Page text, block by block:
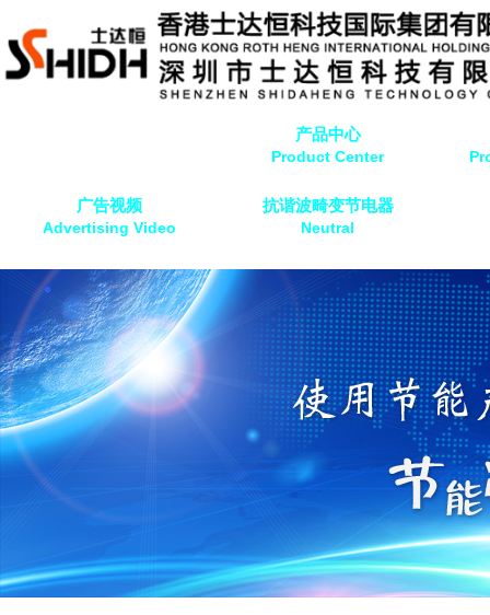
产品中心
Product Center
广告视频
Advertising Video
抗谐波畸变节电器
Neutral